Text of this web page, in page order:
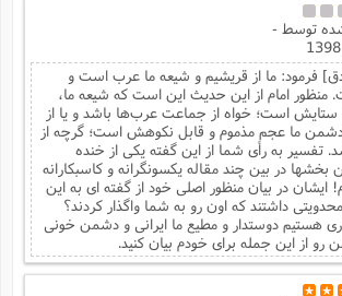
توسط-
فرمود: ما از قریشیم و شیعه ما عرب است و
امام از این حدیث این است که شیعه ما،
است؛ خواه از جماعت عرب‌ها باشد و یا از
ما عجم مذموم و قابل نکوهش است؛ گرچه از
به رأی شما از این گفته یکی از خنده
در بین چند مقاله یکسونگرانه و کاسبکارانه
ایشان در بیان منظور اصلی خود از گفته ای به این
داشتند که اون رو به شما واگذار کردند؟
هستیم دوستدار و مطیع ما ایرانی و دشمن خونی
از این جمله برای خودم بیان کنید.